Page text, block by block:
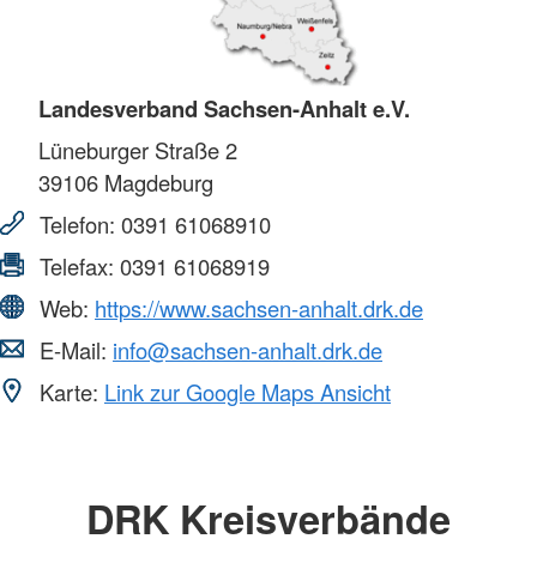
Landesverband Sachsen-Anhalt e.V.
Lüneburger Straße 2
39106 Magdeburg
Telefon: 0391 61068910
Telefax: 0391 61068919
Web: https://www.sachsen-anhalt.drk.de
E-Mail: info@sachsen-anhalt.drk.de
Karte: Link zur Google Maps Ansicht
DRK Kreisverbände